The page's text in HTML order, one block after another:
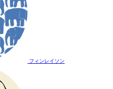
フィンレイソン